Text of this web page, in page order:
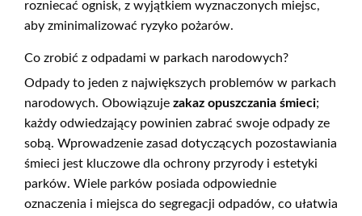
rozniecać ognisk, z wyjątkiem wyznaczonych miejsc,
aby zminimalizować ryzyko pożarów.
Co zrobić z odpadami w parkach narodowych?
Odpady to jeden z największych problemów w parkach
narodowych. Obowiązuje zakaz opuszczania śmieci;
każdy odwiedzający powinien zabrać swoje odpady ze
sobą. Wprowadzenie zasad dotyczących pozostawiania
śmieci jest kluczowe dla ochrony przyrody i estetyki
parków. Wiele parków posiada odpowiednie
oznaczenia i miejsca do segregacji odpadów, co ułatwia